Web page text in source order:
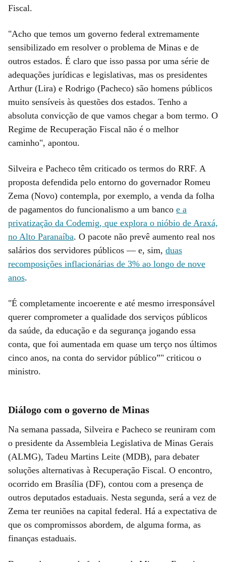
Fiscal.
"Acho que temos um governo federal extremamente
sensibilizado em resolver o problema de Minas e de
outros estados. É claro que isso passa por uma série de
adequações jurídicas e legislativas, mas os presidentes
Arthur (Lira) e Rodrigo (Pacheco) são homens públicos
muito sensíveis às questões dos estados. Tenho a
absoluta convicção de que vamos chegar a bom termo. O
Regime de Recuperação Fiscal não é o melhor
caminho", apontou.
Silveira e Pacheco têm criticado os termos do RRF. A
proposta defendida pelo entorno do governador Romeu
Zema (Novo) contempla, por exemplo, a venda da folha
de pagamentos do funcionalismo a um banco e a
privatização da Codemig, que explora o nióbio de Araxá,
no Alto Paranaíba. O pacote não prevê aumento real nos
salários dos servidores públicos — e, sim, duas
recomposições inflacionárias de 3% ao longo de nove
anos.
"É completamente incoerente e até mesmo irresponsável
querer comprometer a qualidade dos serviços públicos
da saúde, da educação e da segurança jogando essa
conta, que foi aumentada em quase um terço nos últimos
cinco anos, na conta do servidor público”" criticou o
ministro.
Diálogo com o governo de Minas
Na semana passada, Silveira e Pacheco se reuniram com
o presidente da Assembleia Legislativa de Minas Gerais
(ALMG), Tadeu Martins Leite (MDB), para debater
soluções alternativas à Recuperação Fiscal. O encontro,
ocorrido em Brasília (DF), contou com a presença de
outros deputados estaduais. Nesta segunda, será a vez de
Zema ter reuniões na capital federal. Há a expectativa de
que os compromissos abordem, de alguma forma, as
finanças estaduais.